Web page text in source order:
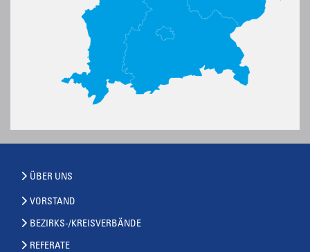
ÜBER UNS
VORSTAND
BEZIRKS-/KREISVERBÄNDE
REFERATE